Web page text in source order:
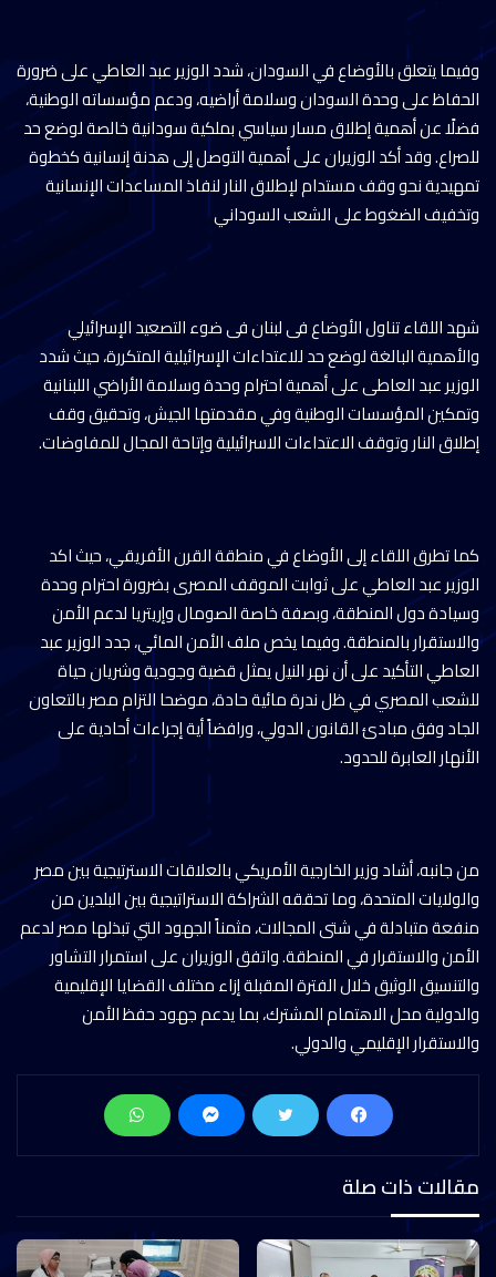
وفيما يتعلق بالأوضاع في السودان، شدد الوزير عبد العاطي على ضرورة
الحفاظ على وحدة السودان وسلامة أراضيه، ودعم مؤسساته الوطنية،
فضلًا عن أهمية إطلاق مسار سياسي بملكية سودانية خالصة لوضع حد
للصراع. وقد أكد الوزيران على أهمية التوصل إلى هدنة إنسانية كخطوة
تمهيدية نحو وقف مستدام لإطلاق النار لنفاذ المساعدات الإنسانية
وتخفيف الضغوط على الشعب السوداني
شهد اللقاء تناول الأوضاع فى لبنان فى ضوء التصعيد الإسرائيلي
والأهمية البالغة لوضع حد للاعتداءات الإسرائيلية المتكررة، حيث شدد
الوزير عبد العاطى على أهمية احترام وحدة وسلامة الأراضي اللبنانية
وتمكين المؤسسات الوطنية وفي مقدمتها الجيش، وتحقيق وقف
إطلاق النار وتوقف الاعتداءات الاسرائيلية وإتاحة المجال للمفاوضات.
كما تطرق اللقاء إلى الأوضاع في منطقة القرن الأفريقي، حيث اكد
الوزير عبد العاطي على ثوابت الموقف المصرى بضرورة احترام وحدة
وسيادة دول المنطقة، وبصفة خاصة الصومال وإريتريا لدعم الأمن
والاستقرار بالمنطقة. وفيما يخص ملف الأمن المائي، جدد الوزير عبد
العاطي التأكيد على أن نهر النيل يمثل قضية وجودية وشريان حياة
للشعب المصري في ظل ندرة مائية حادة، موضحا التزام مصر بالتعاون
الجاد وفق مبادئ القانون الدولي، ورافضاً أية إجراءات أحادية على
الأنهار العابرة للحدود.
من جانبه، أشاد وزير الخارجية الأمريكي بالعلاقات الاسترتيجية بين مصر
والولايات المتحدة، وما تحققه الشراكة الاستراتيجية بين البلدين من
منفعة متبادلة في شتى المجالات، مثمناً الجهود التي تبذلها مصر لدعم
الأمن والاستقرار في المنطقة. واتفق الوزيران على استمرار التشاور
والتنسيق الوثيق خلال الفترة المقبلة إزاء مختلف القضايا الإقليمية
والدولية محل الاهتمام المشترك، بما يدعم جهود حفظ الأمن
والاستقرار الإقليمي والدولي.
مقالات ذات صلة